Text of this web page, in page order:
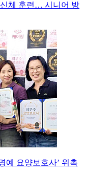
체 훈련… 시니어 방
예 요양보호사’ 위촉